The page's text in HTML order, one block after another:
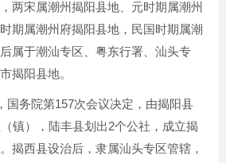
两宋属潮州揭阳县地、元时期属潮州
期属潮州府揭阳县地，民国时期属潮
属于潮汕专区、粤东行署、汕头专
揭阳县地。
国务院第157次会议决定，由揭阳县
镇），陆丰县划出2个公社，成立揭
揭西县设治后，隶属汕头专区管辖，